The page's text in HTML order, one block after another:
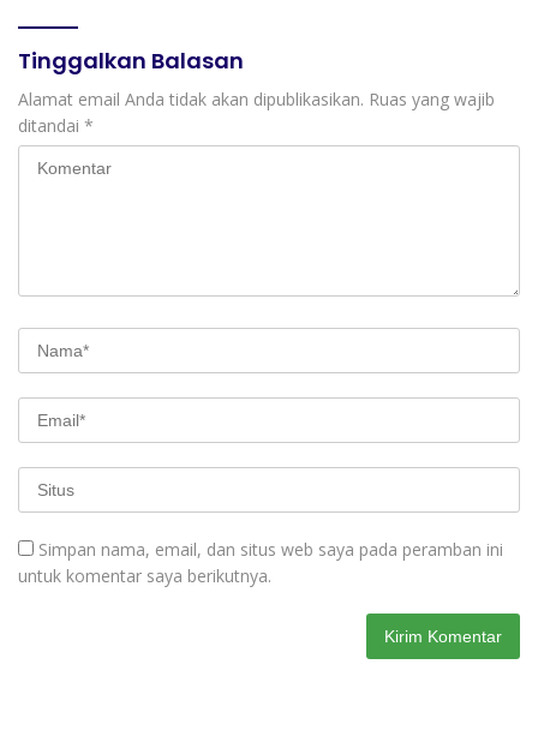
Tinggalkan Balasan
Alamat email Anda tidak akan dipublikasikan. Ruas yang wajib
ditandai *
Simpan nama, email, dan situs web saya pada peramban ini
untuk komentar saya berikutnya.